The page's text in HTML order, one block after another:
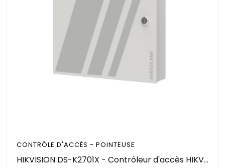
CONTRÔLE D'ACCÈS - POINTEUSE
HIKVISION DS-K2701X - Contrôleur d'accès HIKVISION pour 1 porte. Extensible à 125 portes à l'aide de modules. Pour 2 lecteurs RS485 ou 2 lecteurs Wiegand